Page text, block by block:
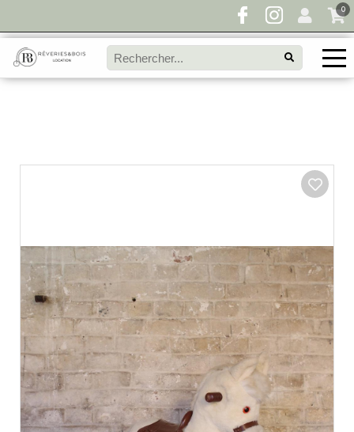
0
Pour toute demande de disponibilité, remplissez